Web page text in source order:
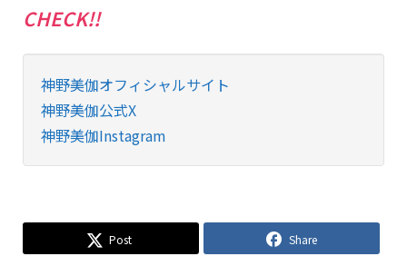
CHECK!!
神野美伽オフィシャルサイト
神野美伽公式X
神野美伽Instagram
Post Share